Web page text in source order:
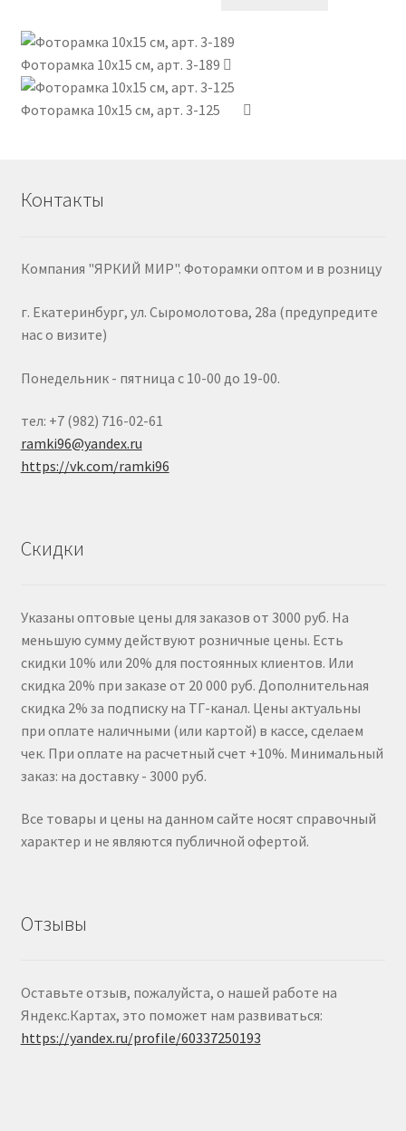
Фоторамка 10х15 см, арт. 3-189
Фоторамка 10х15 см, арт. 3-125
Контакты
Компания "ЯРКИЙ МИР". Фоторамки оптом и в розницу
г. Екатеринбург, ул. Сыромолотова, 28а (предупредите
нас о визите)
Понедельник - пятница с 10-00 до 19-00.
тел: +7 (982) 716-02-61
ramki96@yandex.ru
https://vk.com/ramki96
Скидки
Указаны оптовые цены для заказов от 3000 руб. На
меньшую сумму действуют розничные цены. Есть
скидки 10% или 20% для постоянных клиентов. Или
скидка 20% при заказе от 20 000 руб. Дополнительная
скидка 2% за подписку на ТГ-канал. Цены актуальны
при оплате наличными (или картой) в кассе, сделаем
чек. При оплате на расчетный счет +10%. Минимальный
заказ: на доставку - 3000 руб.
Все товары и цены на данном сайте носят справочный
характер и не являются публичной офертой.
Отзывы
Оставьте отзыв, пожалуйста, о нашей работе на
Яндекс.Картах, это поможет нам развиваться:
https://yandex.ru/profile/60337250193